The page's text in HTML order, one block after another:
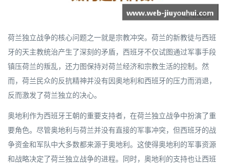
荷兰独立战争的核心问题之一就是宗教冲突。荷兰的新教徒与西班
牙的天主教统治产生了深刻的矛盾，西班牙不仅试图通过军事手段
镇压荷兰的叛乱，还力图保持对荷兰经济和宗教生活的控制。然
而，荷兰民众的反抗精神并没有因奥地利和西班牙的压力而消退，
反而激发了荷兰独立的决心。
奥地利作为西班牙王朝的重要支持者，在荷兰独立战争中扮演了重
要角色。尽管奥地利与荷兰并没有直接的军事冲突，但西班牙的战
争资金和军队中大多数都来源于奥地利。这使得奥地利的军事资源
和战略决定了荷兰独立战争的进程。同时，奥地利的支持也让西班